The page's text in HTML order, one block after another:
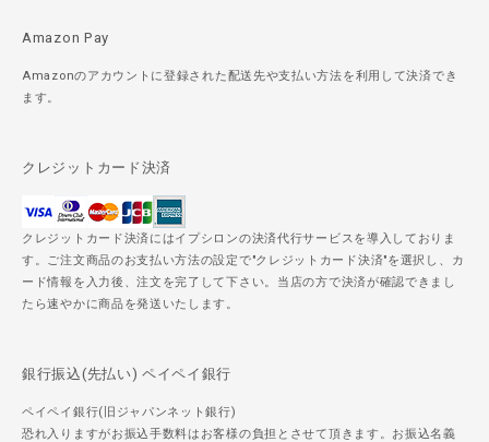
Amazon Pay
Amazonのアカウントに登録された配送先や支払い方法を利用して決済でき
ます。
クレジットカード決済
クレジットカード決済にはイプシロンの決済代行サービスを導入しておりま
す。ご注文商品のお支払い方法の設定で"クレジットカード決済"を選択し、カ
ード情報を入力後、注文を完了して下さい。当店の方で決済が確認できまし
たら速やかに商品を発送いたします。
銀行振込(先払い) ペイペイ銀行
ペイペイ銀行(旧ジャパンネット銀行)
恐れ入りますがお振込手数料はお客様の負担とさせて頂きます。お振込名義